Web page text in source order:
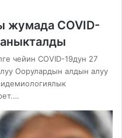
жумада COVID-
чейин COVID-19дун 27
Оорулардын алдын алуу